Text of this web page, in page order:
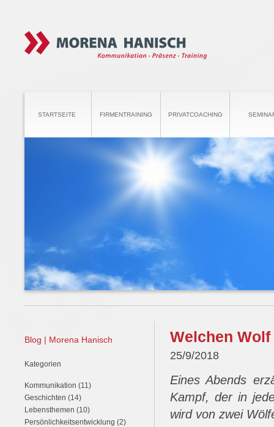
STARTSEITE FIRMENTRAINING PRIVATCOACHING
Blog | Morena Hanisch
Kategorien
Kommunikation (11)
Geschichten (14)
Lebensthemen (10)
Persönlichkeitsentwicklung (2)
Welchen
25/9/2018
Eines Abends
Kampf, der in
wird von zwei